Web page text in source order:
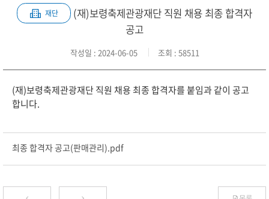
재단
(재)보령축제관광재단 직원 채용 최종 합격자
공고
작성일 : 2024-06-05 조회 : 58511
(재)보령축제관광재단 직원 채용 최종 합격자를 붙임과 같이 공고
합니다.
최종 합격자 공고(판매관리).pdf